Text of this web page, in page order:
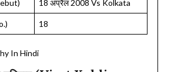
18 अप्रैल 2008 Vs Kolkata
18
In Hindi